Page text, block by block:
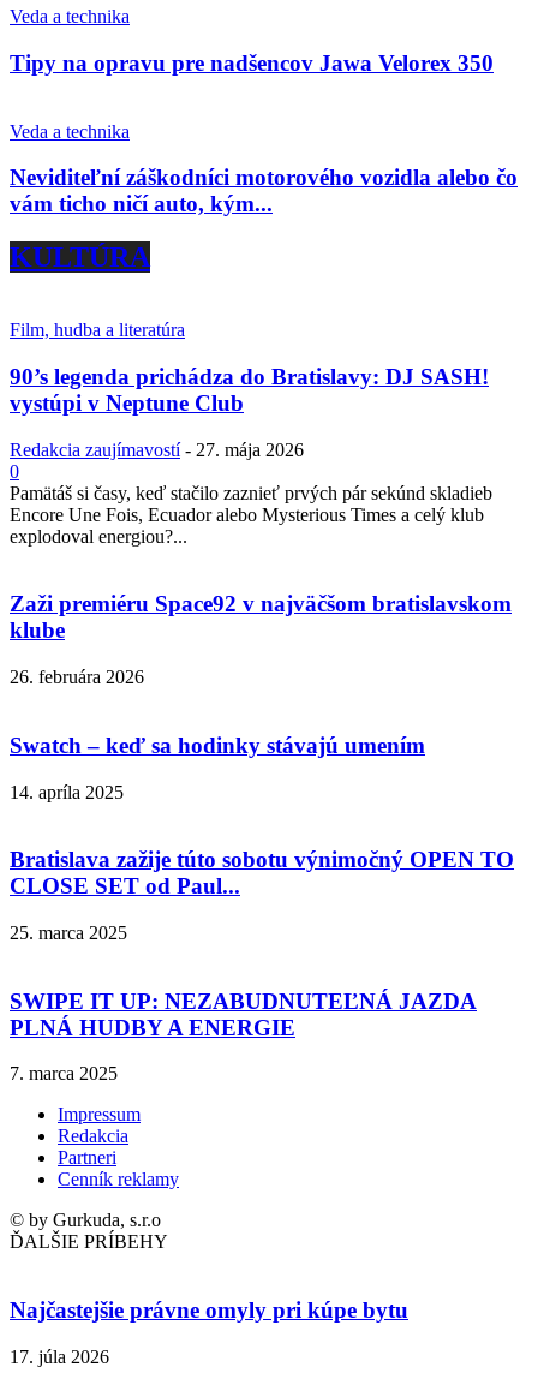
Veda a technika
Tipy na opravu pre nadšencov Jawa Velorex 350
Veda a technika
Neviditeľní záškodníci motorového vozidla alebo čo
vám ticho ničí auto, kým...
KULTÚRA
Film, hudba a literatúra
90’s legenda prichádza do Bratislavy: DJ SASH!
vystúpi v Neptune Club
Redakcia zaujímavostí - 27. mája 2026
0
Pamätáš si časy, keď stačilo zaznieť prvých pár sekúnd skladieb
Encore Une Fois, Ecuador alebo Mysterious Times a celý klub
explodoval energiou?...
Zaži premiéru Space92 v najväčšom bratislavskom
klube
26. februára 2026
Swatch – keď sa hodinky stávajú umením
14. apríla 2025
Bratislava zažije túto sobotu výnimočný OPEN TO
CLOSE SET od Paul...
25. marca 2025
SWIPE IT UP: NEZABUDNUTEĽNÁ JAZDA
PLNÁ HUDBY A ENERGIE
7. marca 2025
Impressum
Redakcia
Partneri
Cenník reklamy
© by Gurkuda, s.r.o
ĎALŠIE PRÍBEHY
Najčastejšie právne omyly pri kúpe bytu
17. júla 2026